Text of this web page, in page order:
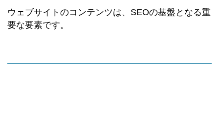
ウェブサイトのコンテンツは、SEOの基盤となる重
要な要素です。